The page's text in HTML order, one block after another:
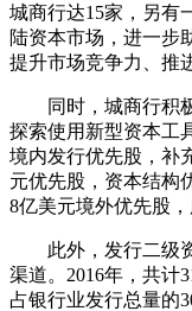
城商行达15家，另有
陆资本市场，进一步
提升市场竞争力、推
同时，城商行积极
探索使用新型资本工
境内发行优先股，补
元优先股，资本结构
8亿美元境外优先股
此外，发行二级资
渠道。2016年，共计
占银行业发行总量的